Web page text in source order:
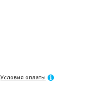
Условия оплаты